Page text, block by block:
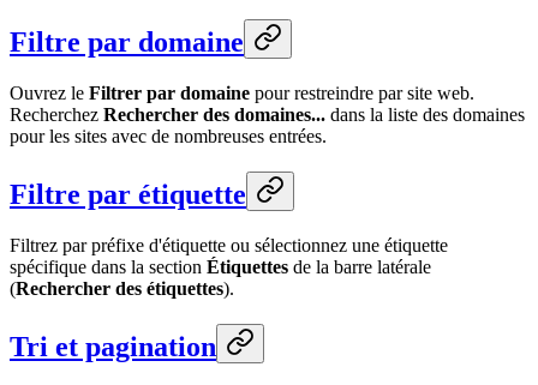
Filtre par domaine
Ouvrez le Filtrer par domaine pour restreindre par site web.
Recherchez Rechercher des domaines... dans la liste des domaines
pour les sites avec de nombreuses entrées.
Filtre par étiquette
Filtrez par préfixe d'étiquette ou sélectionnez une étiquette
spécifique dans la section Étiquettes de la barre latérale
(Rechercher des étiquettes).
Tri et pagination